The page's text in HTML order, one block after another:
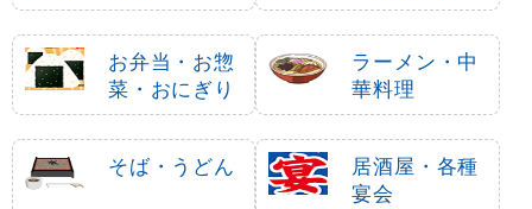
お弁当・お惣
菜・おにぎり
ラーメン・中
華料理
そば・うどん
居酒屋・各種
宴会